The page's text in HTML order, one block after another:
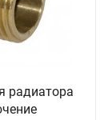
радиатора